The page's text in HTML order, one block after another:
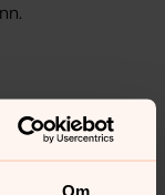
Om
kyrkor. I
och
finns för både